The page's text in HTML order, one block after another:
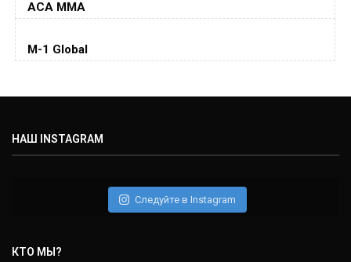
Колби Ковингтон
Дэниель Кормье
(22-2-0, 1)
ACA MMA
M-1 Global
НАШ INSTAGRAM
Следуйте в Instagram
КТО МЫ?